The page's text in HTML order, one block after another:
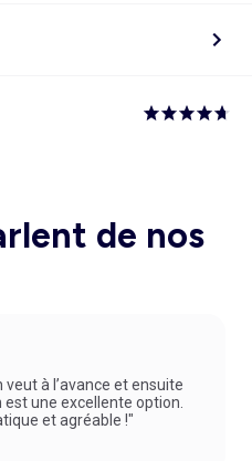
de nos
à l’avance et ensuite
une excellente option.
et agréable !"